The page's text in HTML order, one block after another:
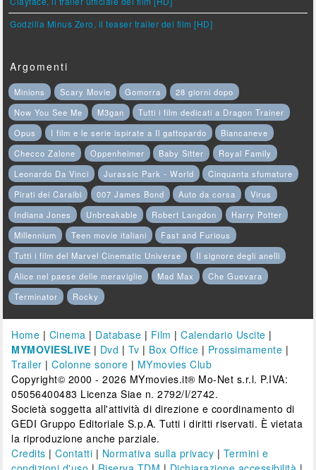
Godzilla Minus Zero, il teaser trailer del film [HD]
Argomenti
Minions Scary Movie Gomorra
28 giorni dopo
Now You See Me
M3gan
Tutti i film dedicati a Dragon Trainer
Opus
I film e le serie ispirate a Il gattopardo
Biancaneve
Checco Zalone
Oppenheimer Baby Sitter
Royal Family
Leonardo Da Vinci
Jurassic Park - World
Cinquanta sfumature
Pirati dei Caraibi
007 James Bond Auto da corsa
Virus
Indiana Jones
Unbreakable Robert Langdon
Harry Potter
Millennium
Teen movie italiani
Fast and Furious
Tutti i film del Marvel Cinematic Universe
Il signore degli anelli
Alice nel paese delle meraviglie
Mad Max
Che Guevara
Terminator
Rocky
Home | Cinema | Database | Film |Calendario Uscite |
MYMOVIESLIVE | Dvd | Tv | Box Office | Prossimamente |
Trailer |Colonne sonore | MYmovies Club
Copyright© 2000 - 2026 MYmovies.it® Mo-Net s.r.l. P.IVA:
05056400483 Licenza Siae n. 2792/I/2742.
Società soggetta all'attività di direzione e coordinamento di
GEDI Gruppo Editoriale S.p.A. Tutti i diritti riservati. È vietata
la riproduzione anche parziale.
Credits |Contatti | Normativa sulla privacy | Termini e